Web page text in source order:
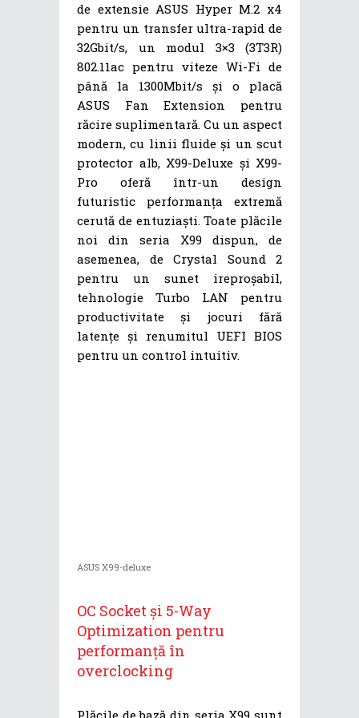
de extensie ASUS Hyper M.2 x4
pentru un transfer ultra-rapid de
32Gbit/s, un modul 3×3 (3T3R)
802.11ac pentru viteze Wi-Fi de
până la 1300Mbit/s și o placă
ASUS Fan Extension pentru
răcire suplimentară. Cu un aspect
modern, cu linii fluide și un scut
protector alb, X99-Deluxe și X99-
Pro oferă într-un design
futuristic performanța extremă
cerută de entuziaști. Toate plăcile
noi din seria X99 dispun, de
asemenea, de Crystal Sound 2
pentru un sunet ireproșabil,
tehnologie Turbo LAN pentru
productivitate și jocuri fără
latențe și renumitul UEFI BIOS
pentru un control intuitiv.
ASUS X99-deluxe
OC Socket și 5-Way
Optimization pentru
performanță în
overclocking
Plăcile de bază din seria X99 sunt